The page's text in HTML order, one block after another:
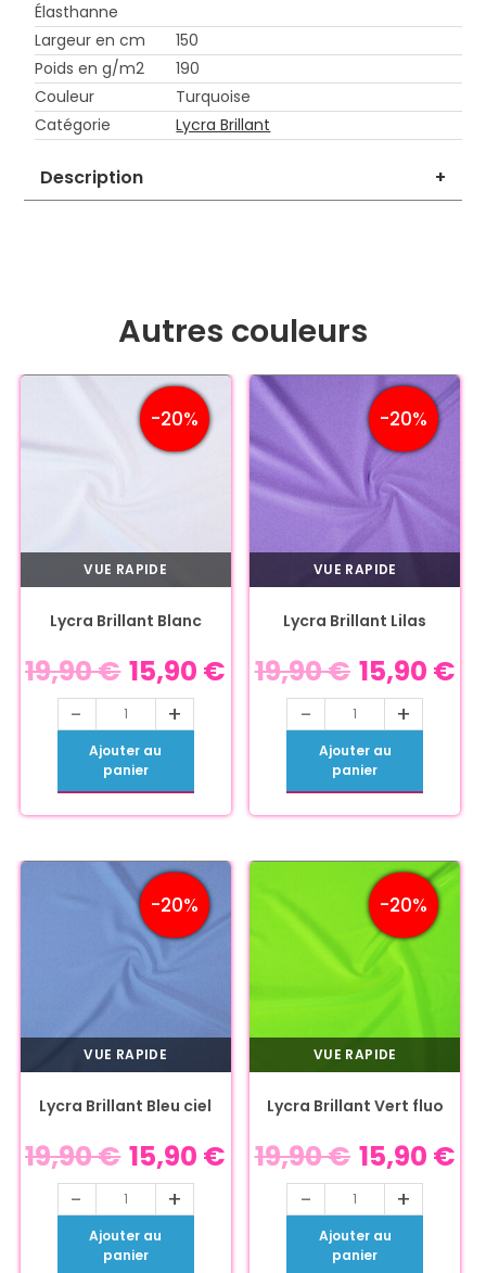
Élasthanne
Largeur en cm
150
Poids en g/m2
190
Couleur
Turquoise
Catégorie
Lycra Brillant
Description +
Autres couleurs
-20%
VUE RAPIDE
Lycra Brillant Blanc
19,90€ 15,90 €
- +
Ajouter au
panier
-20%
VUE RAPIDE
Lycra Brillant Lilas
19,90€ 15,90 €
- +
Ajouter au
panier
-20%
VUE RAPIDE
Lycra Brillant Bleu ciel
19,90€ 15,90 €
- +
Ajouter au
panier
-20%
VUE RAPIDE
Lycra Brillant Vert fluo
19,90€ 15,90 €
- +
Ajouter au
panier